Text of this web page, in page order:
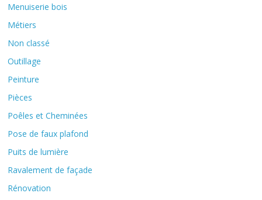
Menuiserie bois
Métiers
Non classé
Outillage
Peinture
Pièces
Poêles et Cheminées
Pose de faux plafond
Puits de lumière
Ravalement de façade
Rénovation